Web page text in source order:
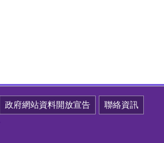
政府網站資料開放宣告 聯絡資訊